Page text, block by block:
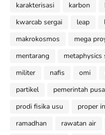
karakterisasi
karbon
kwarcab sergai
leap
makrokosmos
mega
mentarang
metaphysics
militer
nafis omi
partikel
pemerintah
prodi fisika usu
proper
ramadhan
rawatan air